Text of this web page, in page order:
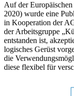
Auf der
2020) wurde eine
in Kooperation der
der Arbeitsgruppe
entstanden ist,
logisches Gerüst
die
diese flexibel für